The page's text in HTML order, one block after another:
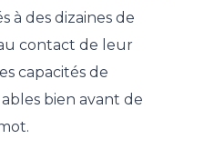
à des dizaines de
contact de leur
capacités de
bien avant de